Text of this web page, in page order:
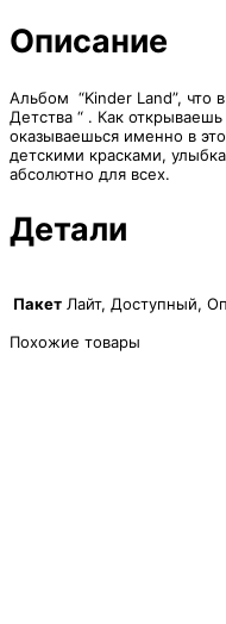
Описание
Альбом “Kinder Land”, что
Детства “ . Как
оказываешься именно в
детскими красками,
абсолютно для всех.
Детали
Пакет Лайт, Доступный,
Похожие товары